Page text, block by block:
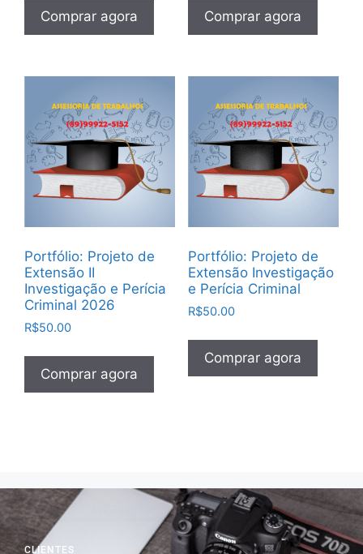
Comprar agora Comprar agora
Portfólio: Projeto de
Extensão II
Investigação e Perícia
Criminal 2026
R$50.00
Comprar agora
Portfólio: Projeto de
Extensão Investigação
e Perícia Criminal
R$50.00
Comprar agora
CLIENTES